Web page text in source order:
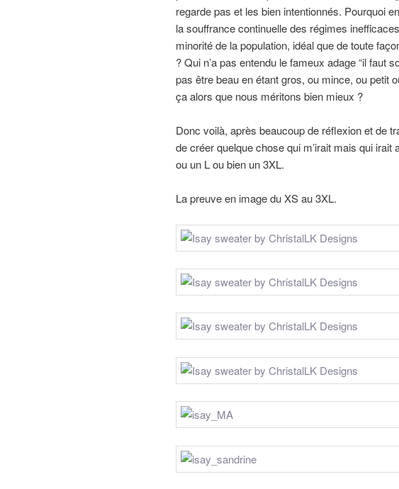
regarde pas et les bien intentionnés. Pourquoi
la souffrance continuelle des régimes
minorité de la population, idéal que de toute
? Qui n’a pas entendu le fameux adage “il faut
pas être beau en étant gros, ou mince, ou petit
ça alors que nous méritons bien mieux ?
Donc voilà, après beaucoup de réflexion et de
de créer quelque chose qui m’irait mais qui
ou un L ou bien un 3XL.
La preuve en image du XS au 3XL.